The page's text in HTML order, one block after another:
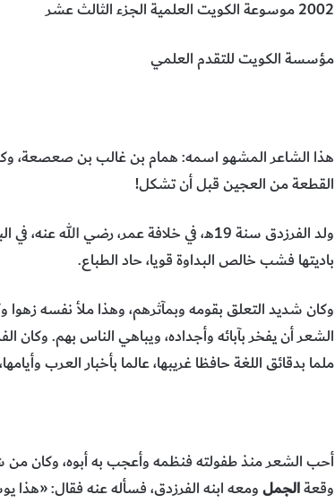
2002 موسوعة الكويت العلمية الجزء الثالث عشر
مؤسسة الكويت للتقدم العلمي
هذا الشاعر المشهو اسمه: همام بن غالب بن صعصعة،
القطعة من العجين قبل أن تشكل!
ولد الفرزدق سنة 19هـ، في خلافة عمر، رضي الله
باديتها فشب خالص البداوة قويا، حاد الطباع.
وكان شديد التعلق بقومه وبمآثرهم، وهذا ملأ نفسه
الشعر أن يفخر بآبائه وأجداده، ويباهي الناس بهم. وكان
ملما بدقائق اللغة حافظا غريبها، عالما بأخبار العرب
أحب الشعر منذ طفولته فنظمه وأعجب به أبوه، وكان من
وقعةالجملومعه ابنه الفرزدق، فسأله عنه فقال: